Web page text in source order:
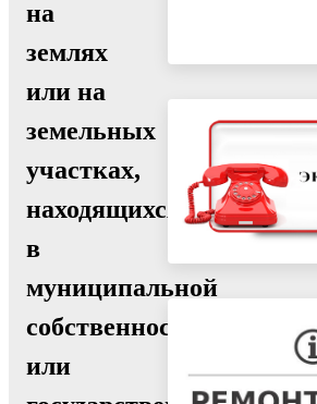
на
землях
или на
земельных
участках,
находящихся
в
муниципальной
собственности
или